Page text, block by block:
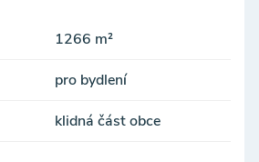
1266 m²
pro bydlení
klidná část obce